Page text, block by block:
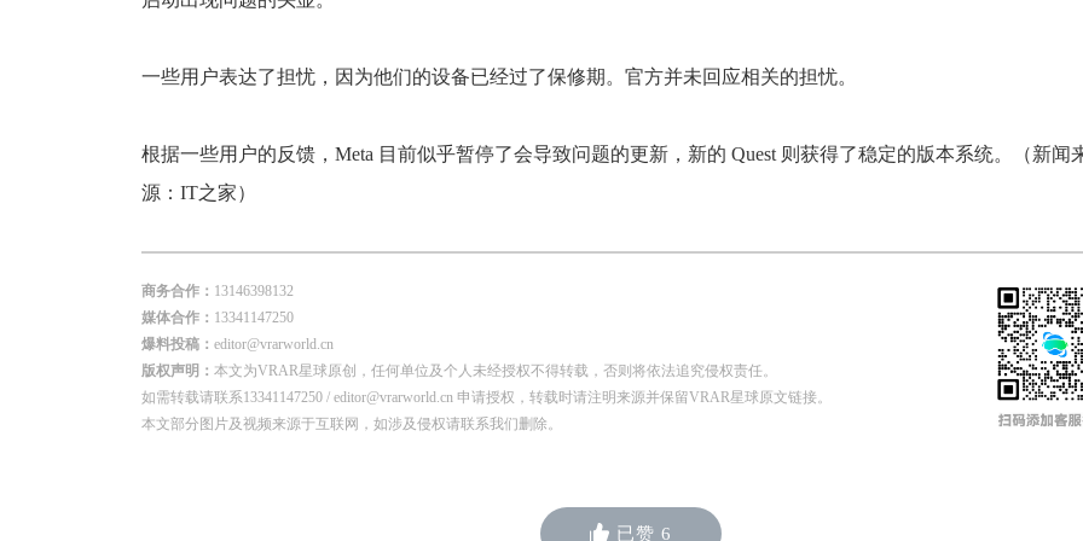
一些用户表达了担忧，因为他们的设备已经过了保修期。官方并未回应相关的担忧。
根据一些用户的反馈，Meta 目前似乎暂停了会导致问题的更新，新的 Quest 则获得了稳定的版本系统。（新闻
源：IT之家）
商务合作： 13146398132
媒体合作： 13341147250
爆料投稿： editor@vrarworld.cn
版权声明： 本文为VRAR星球原创，任何单位及个人未经授权不得转载，否则将依法追究侵权责任。
如需转载请联系13341147250 / editor@vrarworld.cn 申请授权，转载时请注明来源并保留VRAR星球原文链接。
本文部分图片及视频来源于互联网，如涉及侵权请联系我们删除。
已赞6